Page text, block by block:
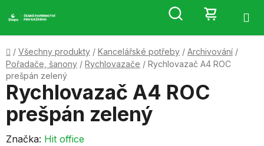
na
Hledat
KOŠÍK
Domů
/ Všechny produkty / Kancelářské potřeby / Archivování /
Pořadače, šanony / Rychlovazače / Rychlovazač A4 ROC
prešpán zelený
Rychlovazač A4 ROC
prešpán zelený
Značka: Hit office